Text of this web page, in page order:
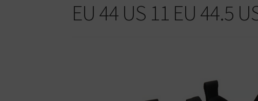
EU 44 US 11 EU 44.5